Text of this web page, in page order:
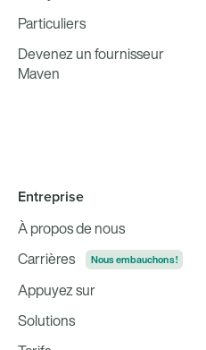
Particuliers
Devenez un fournisseur
Maven
Entreprise
À propos de nous
Carrières
Nous embauchons !
Appuyez sur
Solutions